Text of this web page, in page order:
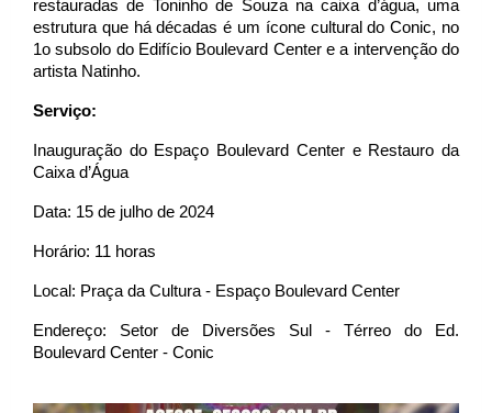
restauradas de Toninho de Souza na caixa d’água, uma
estrutura que há décadas é um ícone cultural do Conic, no
1o subsolo do Edifício Boulevard Center e a intervenção do
artista Natinho.
Serviço:
Inauguração do Espaço Boulevard Center e Restauro da
Caixa d’Água
Data: 15 de julho de 2024
Horário: 11 horas
Local: Praça da Cultura - Espaço Boulevard Center
Endereço: Setor de Diversões Sul - Térreo do Ed.
Boulevard Center - Conic